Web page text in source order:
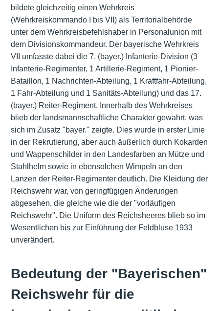
bildete gleichzeitig einen Wehrkreis
(Wehrkreiskommando I bis VII) als Territorialbehörde
unter dem Wehrkreisbefehlshaber in Personalunion mit
dem Divisionskommandeur. Der bayerische Wehrkreis
VII umfasste dabei die 7. (bayer.) Infanterie-Division (3
Infanterie-Regimenter, 1 Artillerie-Regiment, 1 Pionier-
Bataillon, 1 Nachrichten-Abteilung, 1 Kraftfahr-Abteilung,
1 Fahr-Abteilung und 1 Sanitäts-Abteilung) und das 17.
(bayer.) Reiter-Regiment. Innerhalb des Wehrkreises
blieb der landsmannschaftliche Charakter gewahrt, was
sich im Zusatz "bayer." zeigte. Dies wurde in erster Linie
in der Rekrutierung, aber auch äußerlich durch Kokarden
und Wappenschilder in den Landesfarben an Mütze und
Stahlhelm sowie in ebensolchen Wimpeln an den
Lanzen der Reiter-Regimenter deutlich. Die Kleidung der
Reichswehr war, von geringfügigen Änderungen
abgesehen, die gleiche wie die der "vorläufigen
Reichswehr". Die Uniform des Reichsheeres blieb so im
Wesentlichen bis zur Einführung der Feldbluse 1933
unverändert.
Bedeutung der "Bayerischen"
Reichswehr für die